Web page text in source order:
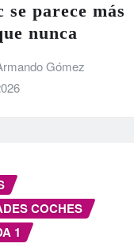
parece más
nunca
Gómez
COCHES
1